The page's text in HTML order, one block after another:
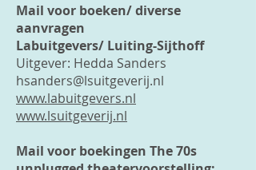
Mail voor boeken/ diverse
aanvragen
Labuitgevers/ Luiting-Sijthoff
Uitgever: Hedda Sanders
hsanders@lsuitgeverij.nl
www.labuitgevers.nl
www.lsuitgeverij.nl
Mail voor boekingen The 70s